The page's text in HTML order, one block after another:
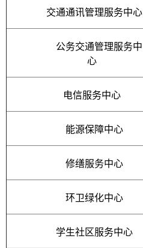
交通通讯管理服务中心
公务交通管理服务中
心
电信服务中心
能源保障中心
修缮服务中心
环卫绿化中心
学生社区服务中心